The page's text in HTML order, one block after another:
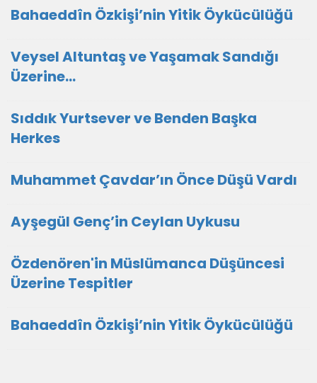
Bahaeddîn Özkişi’nin Yitik Öykücülüğü
Veysel Altuntaş ve Yaşamak Sandığı
Üzerine...
Sıddık Yurtsever ve Benden Başka
Herkes
Muhammet Çavdar’ın Önce Düşü Vardı
Ayşegül Genç’in Ceylan Uykusu
Özdenören'in Müslümanca Düşüncesi
Üzerine Tespitler
Bahaeddîn Özkişi’nin Yitik Öykücülüğü